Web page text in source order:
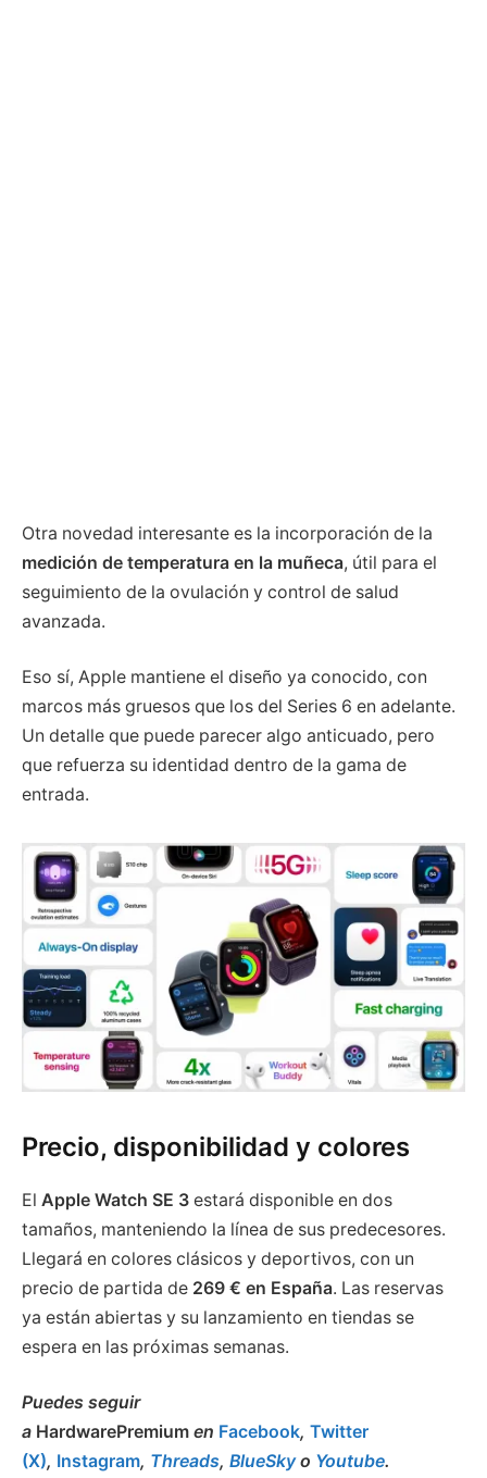
Otra novedad interesante es la incorporación de la
medición de temperatura en la muñeca, útil para el
seguimiento de la ovulación y control de salud
avanzada.
Eso sí, Apple mantiene el diseño ya conocido, con
marcos más gruesos que los del Series 6 en adelante.
Un detalle que puede parecer algo anticuado, pero
que refuerza su identidad dentro de la gama de
entrada.
Precio, disponibilidad y colores
El Apple Watch SE 3 estará disponible en dos
tamaños, manteniendo la línea de sus predecesores.
Llegará en colores clásicos y deportivos, con un
precio de partida de 269 € en España. Las reservas
ya están abiertas y su lanzamiento en tiendas se
espera en las próximas semanas.
Puedes seguir
a HardwarePremium en Facebook, Twitter
(X), Instagram, Threads, BlueSkyo Youtube.